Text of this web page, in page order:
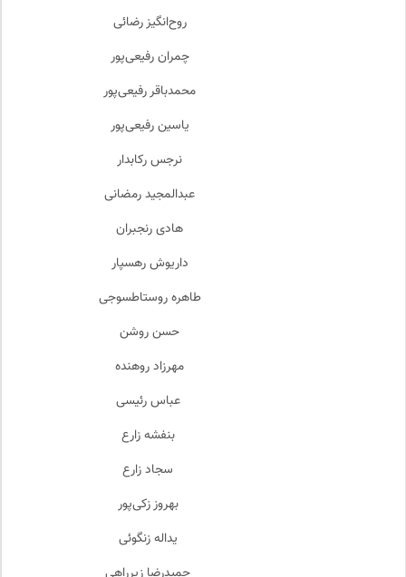
روح‌انگیز رضائی
چمران رفیعی‌پور
محمدباقر رفیعی‌پور
یاسین رفیعی‌پور
نرجس رکابدار
عبدالمجید رمضانی
هادی رنجبران
داریوش رهسپار
طاهره روستاطسوجی
حسن روشن
مهرزاد روهنده
عباس رئیسی
بنفشه زارع
سجاد زارع
بهروز زکی‌پور
یداله زنگوئی